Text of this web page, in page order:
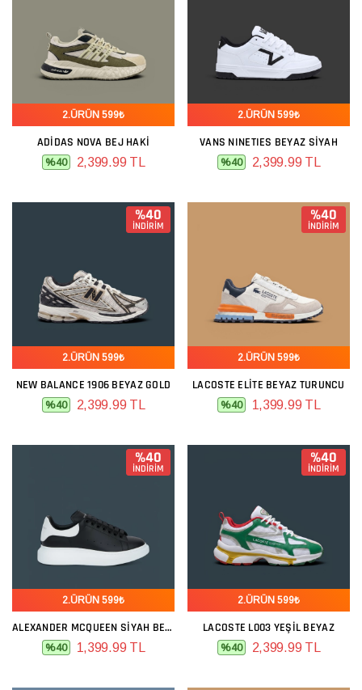
2.ÜRÜN 599₺
ADIDAS NOVA BEJ HAKI
%40 2,399.99 TL
2.ÜRÜN 599₺
VANS NINETIES BEYAZ SIYAH
%40 2,399.99 TL
%40
İNDİRİM
2.ÜRÜN 599₺
NEW BALANCE 1906 BEYAZ GOLD
%40 2,399.99 TL
%40
İNDİRİM
2.ÜRÜN 599₺
LACOSTE ELITE BEYAZ TURUNCU
%40 1,399.99 TL
%40
İNDİRİM
2.ÜRÜN 599₺
ALEXANDER MCQUEEN SIYAH BEYAZ
%40 1,399.99 TL
%40
İNDİRİM
2.ÜRÜN 599₺
LACOSTE L003 YEŞIL BEYAZ
%40 2,399.99 TL